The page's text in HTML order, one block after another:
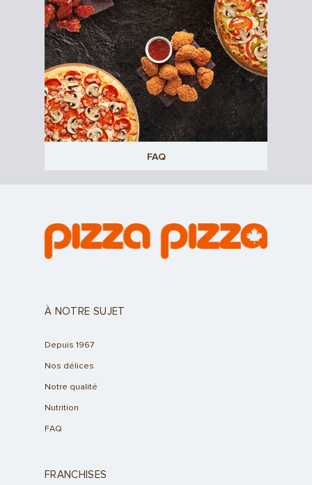
FAQ
À NOTRE SUJET
Depuis 1967
Nos délices
Notre qualité
Nutrition
FAQ
FRANCHISES